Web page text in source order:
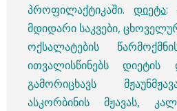
პროფილაქტიკაში.დიეტა:
მდიდარი საკვები,
ოქსალატების
ითვალისწინებს
გამორიცხავს
ასკორბინის მჟავას,